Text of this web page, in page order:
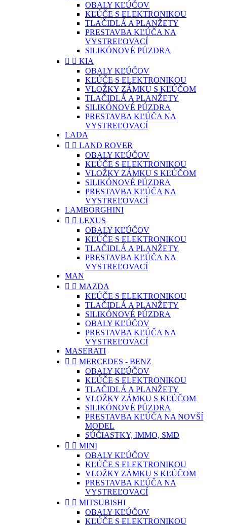
OBALY KĽÚČOV
KĽÚČE S ELEKTRONIKOU
TLAČIDLÁ A PLANŽETY
PRESTAVBA KĽÚČA NA
VYSTREĽOVACÍ
SILIKÓNOVÉ PÚZDRA
  KIA
OBALY KĽÚČOV
KĽÚČE S ELEKTRONIKOU
VLOŽKY ZÁMKU S KĽÚČOM
TLAČIDLÁ A PLANŽETY
SILIKÓNOVÉ PÚZDRA
PRESTAVBA KĽÚČA NA
VYSTREĽOVACÍ
LADA
  LAND ROVER
OBALY KĽÚČOV
KĽÚČE S ELEKTRONIKOU
VLOŽKY ZÁMKU S KĽÚČOM
SILIKÓNOVÉ PÚZDRA
PRESTAVBA KĽÚČA NA
VYSTREĽOVACÍ
LAMBORGHINI
  LEXUS
OBALY KĽÚČOV
KĽÚČE S ELEKTRONIKOU
TLAČIDLÁ A PLANŽETY
PRESTAVBA KĽÚČA NA
VYSTREĽOVACÍ
MAN
  MAZDA
KĽÚČE S ELEKTRONIKOU
TLAČIDLÁ A PLANŽETY
SILIKÓNOVÉ PÚZDRA
OBALY KĽÚČOV
PRESTAVBA KĽÚČA NA
VYSTREĽOVACÍ
MASERATI
  MERCEDES - BENZ
OBALY KĽÚČOV
KĽÚČE S ELEKTRONIKOU
TLAČIDLÁ A PLANŽETY
VLOŽKY ZÁMKU S KĽÚČOM
SILIKÓNOVÉ PÚZDRA
PRESTAVBA KĽÚČA NA NOVŠÍ
MODEL
SÚČIASTKY, IMMO, SMD
  MINI
OBALY KĽÚČOV
KĽÚČE S ELEKTRONIKOU
VLOŽKY ZÁMKU S KĽÚČOM
PRESTAVBA KĽÚČA NA
VYSTREĽOVACÍ
  MITSUBISHI
OBALY KĽÚČOV
KĽÚČE S ELEKTRONIKOU